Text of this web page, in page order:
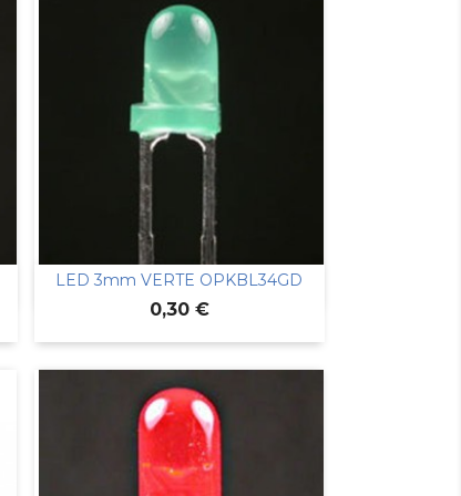
LED 3mm VERTE OPKBL34GD
Prix
0,30 €
 Aperçu rapide